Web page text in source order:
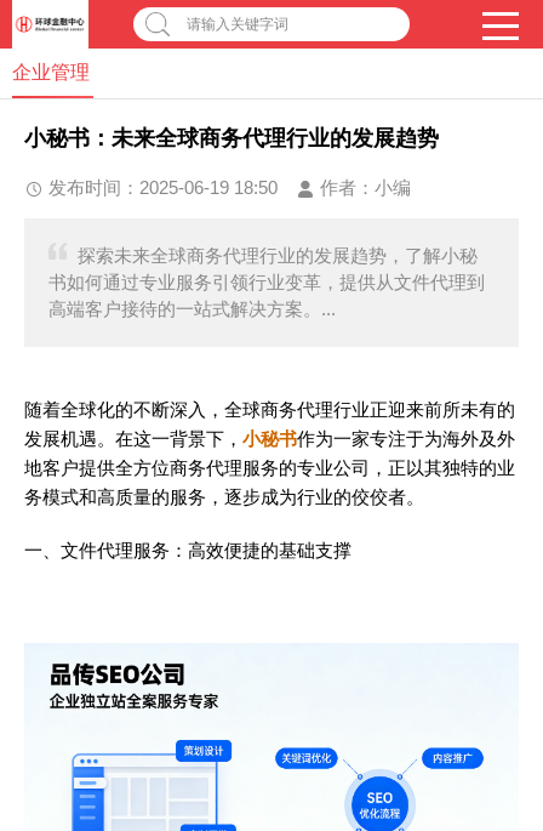
请输入关键字词
企业管理
小秘书：未来全球商务代理行业的发展趋势
发布时间：2025-06-19 18:50 作者： 小编
探索未来全球商务代理行业的发展趋势，了解小秘
书如何通过专业服务引领行业变革，提供从文件代理到
高端客户接待的一站式解决方案。...
随着全球化的不断深入，全球商务代理行业正迎来前所未有的
发展机遇。在这一背景下， 小秘书作为一家专注于为海外及外
地客户提供全方位商务代理服务的专业公司，正以其独特的业
务模式和高质量的服务，逐步成为行业的佼佼者。
一、文件代理服务：高效便捷的基础支撑